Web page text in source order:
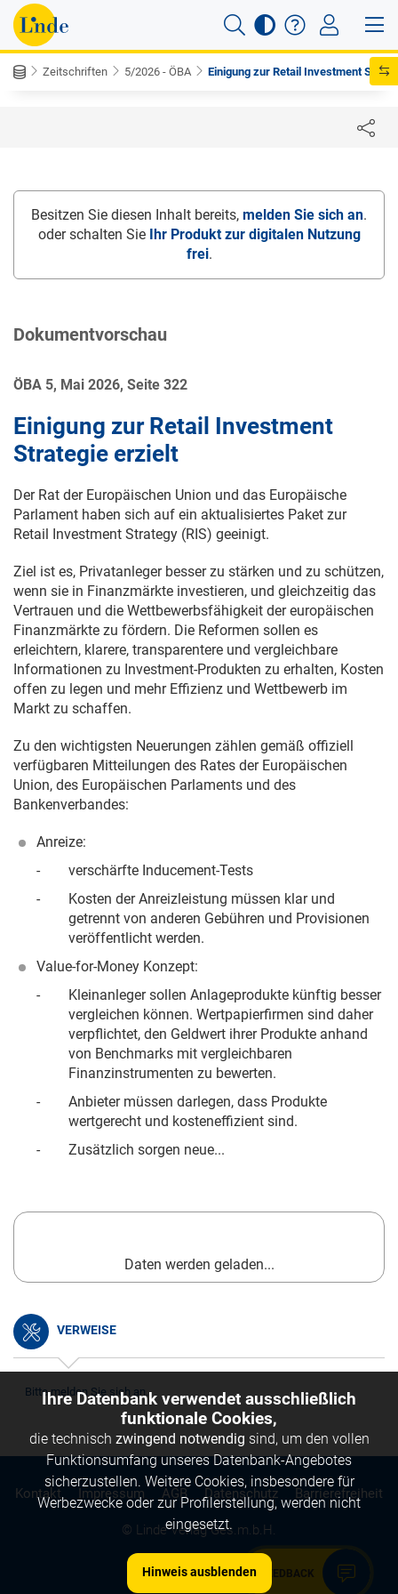
Zeitschriften 5/2026 - ÖBA Einigung zur Retail Investment S...
FEEDBACK
Besitzen Sie diesen Inhalt bereits, melden Sie sich an.
oder schalten Sie Ihr Produkt zur digitalen Nutzung
frei.
Dokumentvorschau
ÖBA 5, Mai 2026, Seite 322
Einigung zur Retail Investment
Strategie erzielt
Der Rat der Europäischen Union und das Europäische
Parlament haben sich auf ein aktualisiertes Paket zur
Retail Investment Strategy (RIS) geeinigt.
Ziel ist es, Privatanleger besser zu stärken und zu schützen,
wenn sie in Finanzmärkte investieren, und gleichzeitig das
Vertrauen und die Wettbewerbsfähigkeit der europäischen
Finanzmärkte zu fördern. Die Reformen sollen es
erleichtern, klarere, transparentere und vergleichbare
Informationen zu Investment-Produkten zu erhalten, Kosten
offen zu legen und mehr Effizienz und Wettbewerb im
Markt zu schaffen.
Zu den wichtigsten Neuerungen zählen gemäß offiziell
verfügbaren Mitteilungen des Rates der Europäischen
Union, des Europäischen Parlaments und des
Bankenverbandes:
Anreize:
-
verschärfte Inducement-Tests
-
Kosten der Anreizleistung müssen klar und
getrennt von anderen Gebühren und Provisionen
veröffentlicht werden.
Value-for-Money Konzept:
-
Kleinanleger sollen Anlageprodukte künftig besser
vergleichen können. Wertpapierfirmen sind daher
verpflichtet, den Geldwert ihrer Produkte anhand
von Benchmarks mit vergleichbaren
Finanzinstrumenten zu bewerten.
-
Anbieter müssen darlegen, dass Produkte
wertgerecht und kosteneffizient sind.
-
Zusätzlich sorgen neue...
Daten werden geladen...
VERWEISE
Bitte melden Sie sich an.
© Linde Verlag Ges.m.b.H.
Kontakt Impressum AGB Datenschutz Barrierefreiheit
Ihre Datenbank verwendet ausschließlich
funktionale Cookies,
die technisch zwingend notwendig sind, um den vollen
Funktionsumfang unseres Datenbank-Angebotes
sicherzustellen. Weitere Cookies, insbesondere für
Werbezwecke oder zur Profilerstellung, werden nicht
eingesetzt.
Hinweis ausblenden